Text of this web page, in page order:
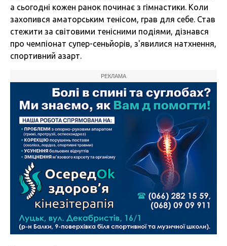
а сьогодні кожен ранок починає з гімнастики. Коли
захопився аматорським тенісом, грав для себе. Став
стежити за світовими тенісними подіями, дізнався
про чемпіонат супер-сеньйорів, з'явилися натхнення,
спортивний азарт.
РЕКЛАМА